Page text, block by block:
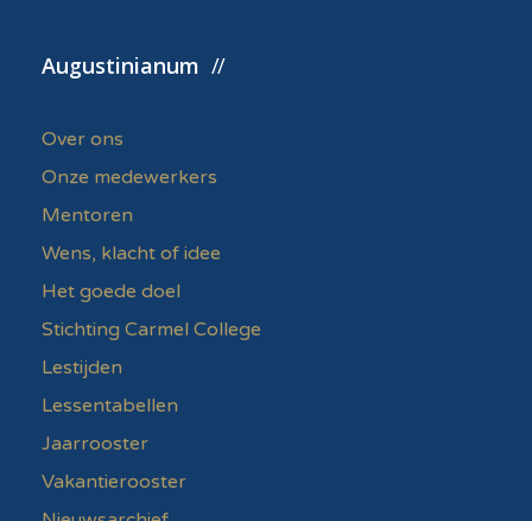
Augustinianum
Over ons
Onze medewerkers
Mentoren
Wens, klacht of idee
Het goede doel
Stichting Carmel College
Lestijden
Lessentabellen
Jaarrooster
Vakantierooster